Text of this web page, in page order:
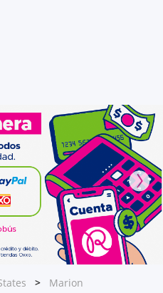
Marion